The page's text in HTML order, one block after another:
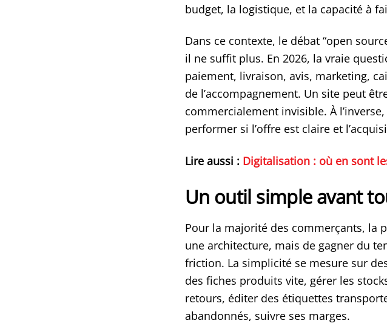
budget, la logistique, et la capacité à
Dans ce contexte, le débat “open
il ne suffit plus. En 2026, la vraie
paiement, livraison, avis, marketing,
de l’accompagnement. Un site peut
commercialement invisible. À
performer si l’offre est claire et
Lire aussi : Digitalisation : où en sont
Un outil simple avant
Pour la majorité des commerçants, la
une architecture, mais de gagner du
friction. La simplicité se mesure sur
des fiches produits vite, gérer les
retours, éditer des étiquettes
abandonnés, suivre ses marges.